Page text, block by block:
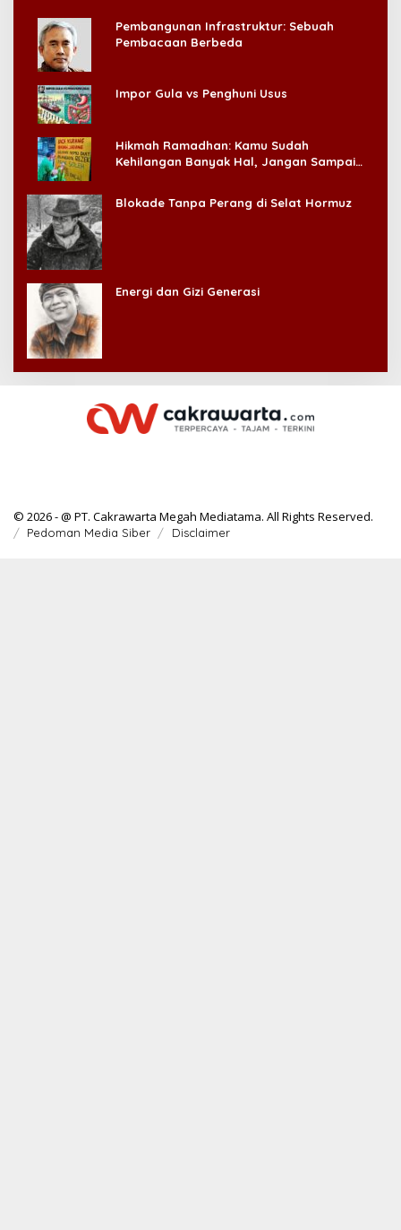
Pembangunan Infrastruktur: Sebuah
Pembacaan Berbeda
Impor Gula vs Penghuni Usus
Hikmah Ramadhan: Kamu Sudah
Kehilangan Banyak Hal, Jangan Sampai
Blokade Tanpa Perang di Selat Hormuz
Energi dan Gizi Generasi
© 2026 - @ PT. Cakrawarta Megah Mediatama. All Rights Reserved.
Pedoman Media Siber Disclaimer